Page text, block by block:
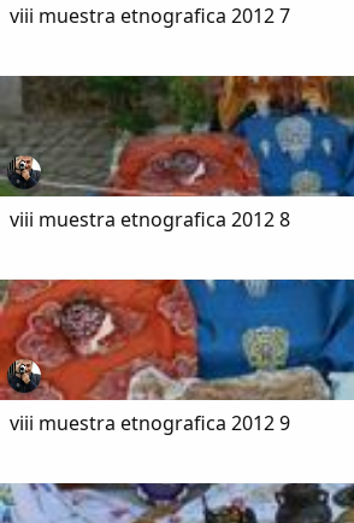
viii muestra etnografica 2012 7
viii muestra etnografica 2012 8
viii muestra etnografica 2012 9